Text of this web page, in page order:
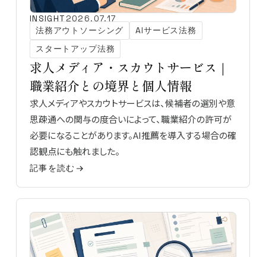
INSIGHT2026.07.17
法務アウトソーシング
AIサービス法務
スタートアップ法務
求人メディア・スカウトサービス｜
職業紹介との境界と個人情報
求人メディアやスカウトサービスは、候補者の選別や意
思疎通への関与の度合いによって、職業紹介の許可が
必要になることがあります。AI推薦を導入する場合の確
認観点にも触れました。
記事を読む